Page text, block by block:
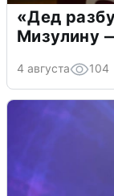
«Дед
Мизулину
4 августа 104